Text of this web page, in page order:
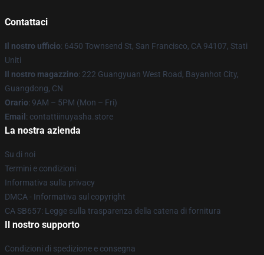
Contattaci
Il nostro ufficio: 6450 Townsend St, San Francisco, CA 94107, Stati
Uniti
Il nostro magazzino: 222 Guangyuan West Road, Bayanhot City,
Guangdong, CN
Orario: 9AM – 5PM (Mon – Fri)
Email : contattiinuyasha.store
La nostra azienda
Su di noi
Termini e condizioni
Informativa sulla privacy
DMCA - Informativa sul copyright
CA SB657: Legge sulla trasparenza della catena di fornitura
Il nostro supporto
Condizioni di spedizione e consegna